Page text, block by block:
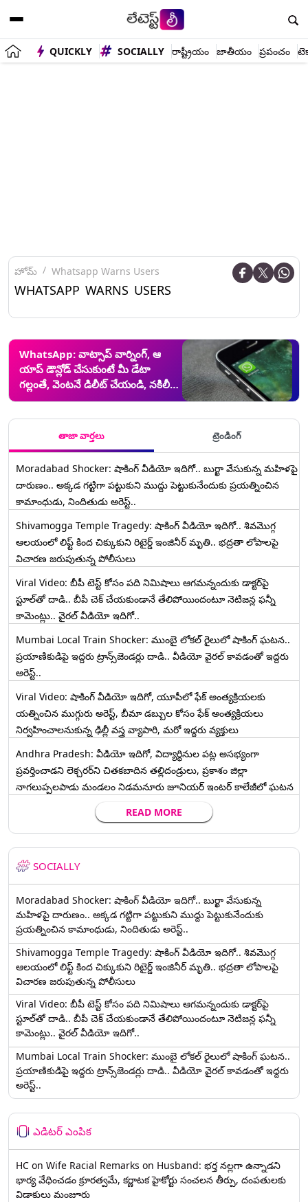
QUICKLY SOCIALLY రాష్ట్రీయం జాతీయం ప్రపంచం
హోమ్ Whatsapp Warns Users
WHATSAPP WARNS USERS
WhatsApp: వాట్సాప్ వార్నింగ్, ఆ
యాప్ డౌన్లోడ్ చేసుకుంటే మీ డేటా
గల్లంతే, వెంటనే డిలీట్ చేయండి, నకిలీ
యాప్‌లకు దూరంగా ఉండాలని తెలిపిన
తాజా వార్తలు ట్రెండింగ్
Moradabad Shocker: షాకింగ్ వీడియో ఇదిగో.. బుర్ఖా వేసుకున్న మహిళపై
దారుణం.. అక్కడ గట్టిగా పట్టుకుని ముద్దు పెట్టుకునేందుకు ప్రయత్నించిన
కామాంధుడు, నిందితుడు అరెస్ట్..
Shivamogga Temple Tragedy: షాకింగ్ వీడియో ఇదిగో.. శివమొగ్గ
ఆలయంలో లిఫ్ట్ కింద చిక్కుకుని రిటైర్డ్ ఇంజినీర్ మృతి.. భద్రతా లోపాలపై
విచారణ జరుపుతున్న పోలీసులు
Viral Video: బీపీ టెస్ట్‌ కోసం పది నిమిషాలు ఆగమన్నందుకు డాక్టర్‌పై
స్టూల్‌తో దాడి.. బీపీ చెక్ చేయకుండానే తేలిపోయిందంటూ నెటిజన్ల ఫన్నీ
కామెంట్లు.. వైరల్ వీడియో ఇదిగో..
Mumbai Local Train Shocker: ముంబై లోకల్ రైలులో షాకింగ్ ఘటన..
ప్రయాణికుడిపై ఇద్దరు ట్రాన్స్‌జెండర్లు దాడి.. వీడియో వైరల్ కావడంతో ఇద్దరు
అరెస్ట్..
Viral Video: షాకింగ్ వీడియో ఇదిగో, యూపీలో ఫేక్ అంత్యక్రియలకు
యత్నించిన ముగ్గురు అరెస్ట్, బీమా డబ్బుల కోసం ఫేక్ అంత్యక్రియలు
నిర్వహించాలనుకున్న ఢిల్లీ వస్త్ర వ్యాపారి, మరో ఇద్దరు వ్యక్తులు
Andhra Pradesh: వీడియో ఇదిగో, విద్యార్థినుల పట్ల అసభ్యంగా
ప్రవర్తించాడని లెక్చ‌ర‌ర్‌ని చిత‌క‌బాదిన త‌ల్లిదండ్రులు, ప్రకాశం జిల్లా
నాగలుప్పలపాడు మండలం నిడమనూరు జూనియర్ ఇంటర్ కాలేజీలో ఘటన
READ MORE
SOCIALLY
Moradabad Shocker: షాకింగ్ వీడియో ఇదిగో.. బుర్ఖా వేసుకున్న
మహిళపై దారుణం.. అక్కడ గట్టిగా పట్టుకుని ముద్దు పెట్టుకునేందుకు
ప్రయత్నించిన కామాంధుడు, నిందితుడు అరెస్ట్..
Shivamogga Temple Tragedy: షాకింగ్ వీడియో ఇదిగో.. శివమొగ్గ
ఆలయంలో లిఫ్ట్ కింద చిక్కుకుని రిటైర్డ్ ఇంజినీర్ మృతి.. భద్రతా లోపాలపై
విచారణ జరుపుతున్న పోలీసులు
Viral Video: బీపీ టెస్ట్‌ కోసం పది నిమిషాలు ఆగమన్నందుకు డాక్టర్‌పై
స్టూల్‌తో దాడి.. బీపీ చెక్ చేయకుండానే తేలిపోయిందంటూ నెటిజన్ల ఫన్నీ
కామెంట్లు.. వైరల్ వీడియో ఇదిగో..
Mumbai Local Train Shocker: ముంబై లోకల్ రైలులో షాకింగ్ ఘటన..
ప్రయాణికుడిపై ఇద్దరు ట్రాన్స్‌జెండర్లు దాడి.. వీడియో వైరల్ కావడంతో ఇద్దరు
అరెస్ట్..
ఎడిటర్ ఎంపిక
HC on Wife Racial Remarks on Husband: భర్త న‌ల్ల‌గా ఉన్నాడ‌ని
భార్య వేధించ‌డం క్రూర‌త్వ‌మే, కర్ణాటక హైకోర్టు సంచలన తీర్పు, దంపతులకు
విడాకులు మంజూరు